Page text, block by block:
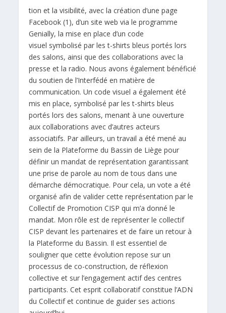
tion et la visibilité, avec la création d’une page
Facebook (1), d’un site web via le programme
Genially, la mise en place d’un code
visuel symbolisé par les t-shirts bleus portés lors
des salons, ainsi que des collaborations avec la
presse et la radio. Nous avons également bénéficié
du soutien de l’Interfédé en matière de
communication. Un code visuel a également été
mis en place, symbolisé par les t-shirts bleus
portés lors des salons, menant à une ouverture
aux collaborations avec d’autres acteurs
associatifs. Par ailleurs, un travail a été mené au
sein de la Plateforme du Bassin de Liège pour
définir un mandat de représentation garantissant
une prise de parole au nom de tous dans une
démarche démocratique. Pour cela, un vote a été
organisé afin de valider cette représentation par le
Collectif de Promotion CISP qui m’a donné le
mandat. Mon rôle est de représenter le collectif
CISP devant les partenaires et de faire un retour à
la Plateforme du Bassin. Il est essentiel de
souligner que cette évolution repose sur un
processus de co-construction, de réflexion
collective et sur l’engagement actif des centres
participants. Cet esprit collaboratif constitue l’ADN
du Collectif et continue de guider ses actions